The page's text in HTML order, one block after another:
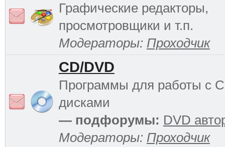
Графические редакторы,
просмотровщики и т.п.
Модераторы: Проходчик
CD/DVD
Программы для работы с
дисками
— подфорумы: DVD
Модераторы: Проходчик